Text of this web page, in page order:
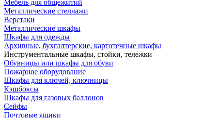
Мебель для общежитий
Металлические стеллажи
Верстаки
Металлические шкафы
Шкафы для одежды
Архивные, бухгалтерские, картотечные шкафы
Инструментальные шкафы, стойки, тележки
Обувницы или шкафы для обуви
Пожарное оборудование
Шкафы для ключей, ключницы
Кэшбоксы
Шкафы для газовых баллонов
Сейфы
Почтовые ящики